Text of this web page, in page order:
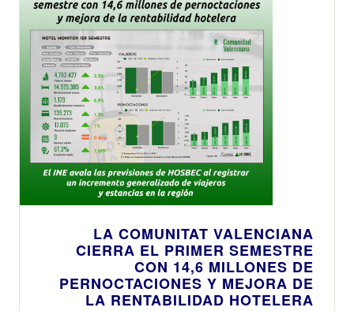
LA COMUNITAT VALENCIANA
CIERRA EL PRIMER SEMESTRE
CON 14,6 MILLONES DE
PERNOCTACIONES Y MEJORA DE
LA RENTABILIDAD HOTELERA